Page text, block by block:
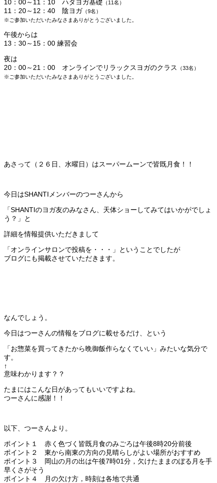
10：00～11：10 ハタヨガ基礎 （11名）
11：20～12：40 陰ヨガ （9名）
※ご参加いただいたみなさまありがとうございました。
午後からは
13：30～15：00 練習会
夜は
20：00～21：00 オンラインでリラックスヨガのクラス
（33名）
※ご参加いただいたみなさまありがとうございました。
あさって（２６日、水曜日）はスーパームーンで皆既月食！！
今日はSHANTIメンバーのつーさんから
「SHANTIのヨガ友のみなさん、天体ショーしてみてはいかがでしょ
う？」と
詳細を情報提供いただきまして
「オンラインサロンで投稿を・・・」ということでしたが
ブログにも掲載させていただきます。
なんでしょう。
今日はつーさんの情報をブログに載せるだけ、という
「お惣菜を買ってきたから晩御飯作らなくていい」みたいな気分で
す。
↑
意味わかります？？
たまにはこんな日があってもいいですよね。
つーさんに感謝！！
以下、つーさんより。
ポイント１ 赤く色づく皆既月食のみごろは午後8時20分前後
ポイント２ 東から南東の方向の見晴らしがよい場所がおすすめ
ポイント３ 岡山の月の出は午後7時01分，欠けたままのぼる月を手
早くさがそう
ポイント４ 月の欠け方，時刻は各地で共通